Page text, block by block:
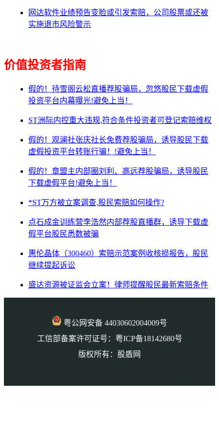
网达软件业绩预告变脸或引发索赔，公司股票或还被
实施退市风险警示
价值投资者指南
假的！待雪阁云松直播荐股骗局，忽悠股民下载虚假
投资平台内幕曝光!避免上当！
ST洲际内控重大违规,符合条件投资者可登记索赔维权
假的！观澜社张庆社长免费荐股骗局，诱导股民下载
虚假投资平台转账行骗！!避免上当！
假的！章盟主内部圈刘利、高远荐股骗局，诱导股民
下载虚假平台!避免上当！
*ST万方被立案调查,股民索赔如何操作?
点石成金训练营李浩然内部荐股直播群，诱导下载虚
假平台股民悉数被骗
惠伦晶体（300460）索赔示范案例收核损报告，股民
继续提起诉讼
盛达资源被证监会立案！律师提醒股民最新索赔条件
粤公网安备 44030602004009号
工信部备案许可证号：粤ICP备18142680号
版权所有：股盾网